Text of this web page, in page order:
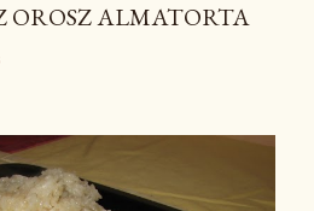
ALMATORTA